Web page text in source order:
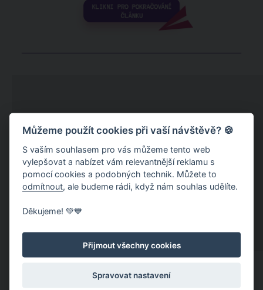
Můžeme použít cookies při vaší návštěvě? 🍪
S vaším souhlasem pro vás můžeme tento web
vylepšovat a nabízet vám relevantnější reklamu s
pomocí cookies a podobných technik. Můžete to
odmítnout, ale budeme rádi, když nám souhlas udělíte.
Děkujeme! 💚💙
Přijmout všechny cookies
Spravovat nastavení